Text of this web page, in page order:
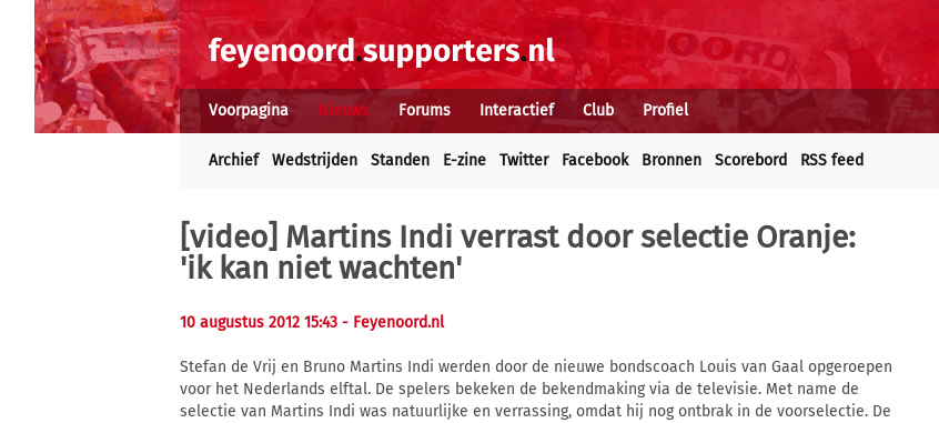
Voorpagina Nieuws Forums Interactief Club Profiel
Archief Wedstrijden Standen E-zine Twitter Facebook Bronnen Scorebord RSS feed
[video] Martins Indi verrast door selectie Oranje:
'ik kan niet wachten'
10 augustus 2012 15:43 - Feyenoord.nl
Stefan de Vrij en Bruno Martins Indi werden door de nieuwe bondscoach Louis van Gaal opgeroepen
voor het Nederlands elftal. De spelers bekeken de bekendmaking via de televisie. Met name de
selectie van Martins Indi was natuurlijke en verrassing, omdat hij nog ontbrak in de voorselectie. De